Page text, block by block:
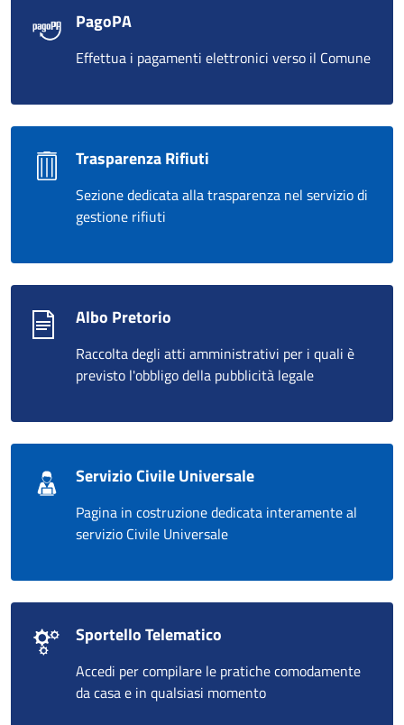
PagoPA
Effettua i pagamenti elettronici verso il Comune
Trasparenza Rifiuti
Sezione dedicata alla trasparenza nel servizio di
gestione rifiuti
Albo Pretorio
Raccolta degli atti amministrativi per i quali è
previsto l'obbligo della pubblicità legale
Servizio Civile Universale
Pagina in costruzione dedicata interamente al
servizio Civile Universale
Sportello Telematico
Accedi per compilare le pratiche comodamente
da casa e in qualsiasi momento